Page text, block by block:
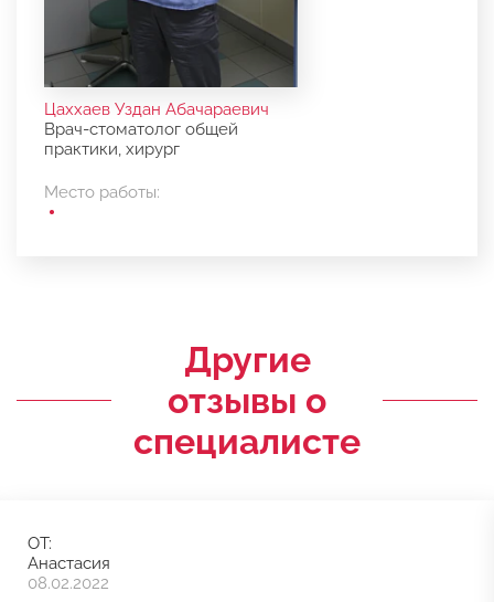
Цаххаев Уздан Абачараевич
Врач-стоматолог общей
практики, хирург
Место работы:
Другие
отзывы о
специалисте
ОТ:
Анастасия
08.02.2022